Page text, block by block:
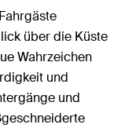
über die Küste
Wahrzeichen
und
und